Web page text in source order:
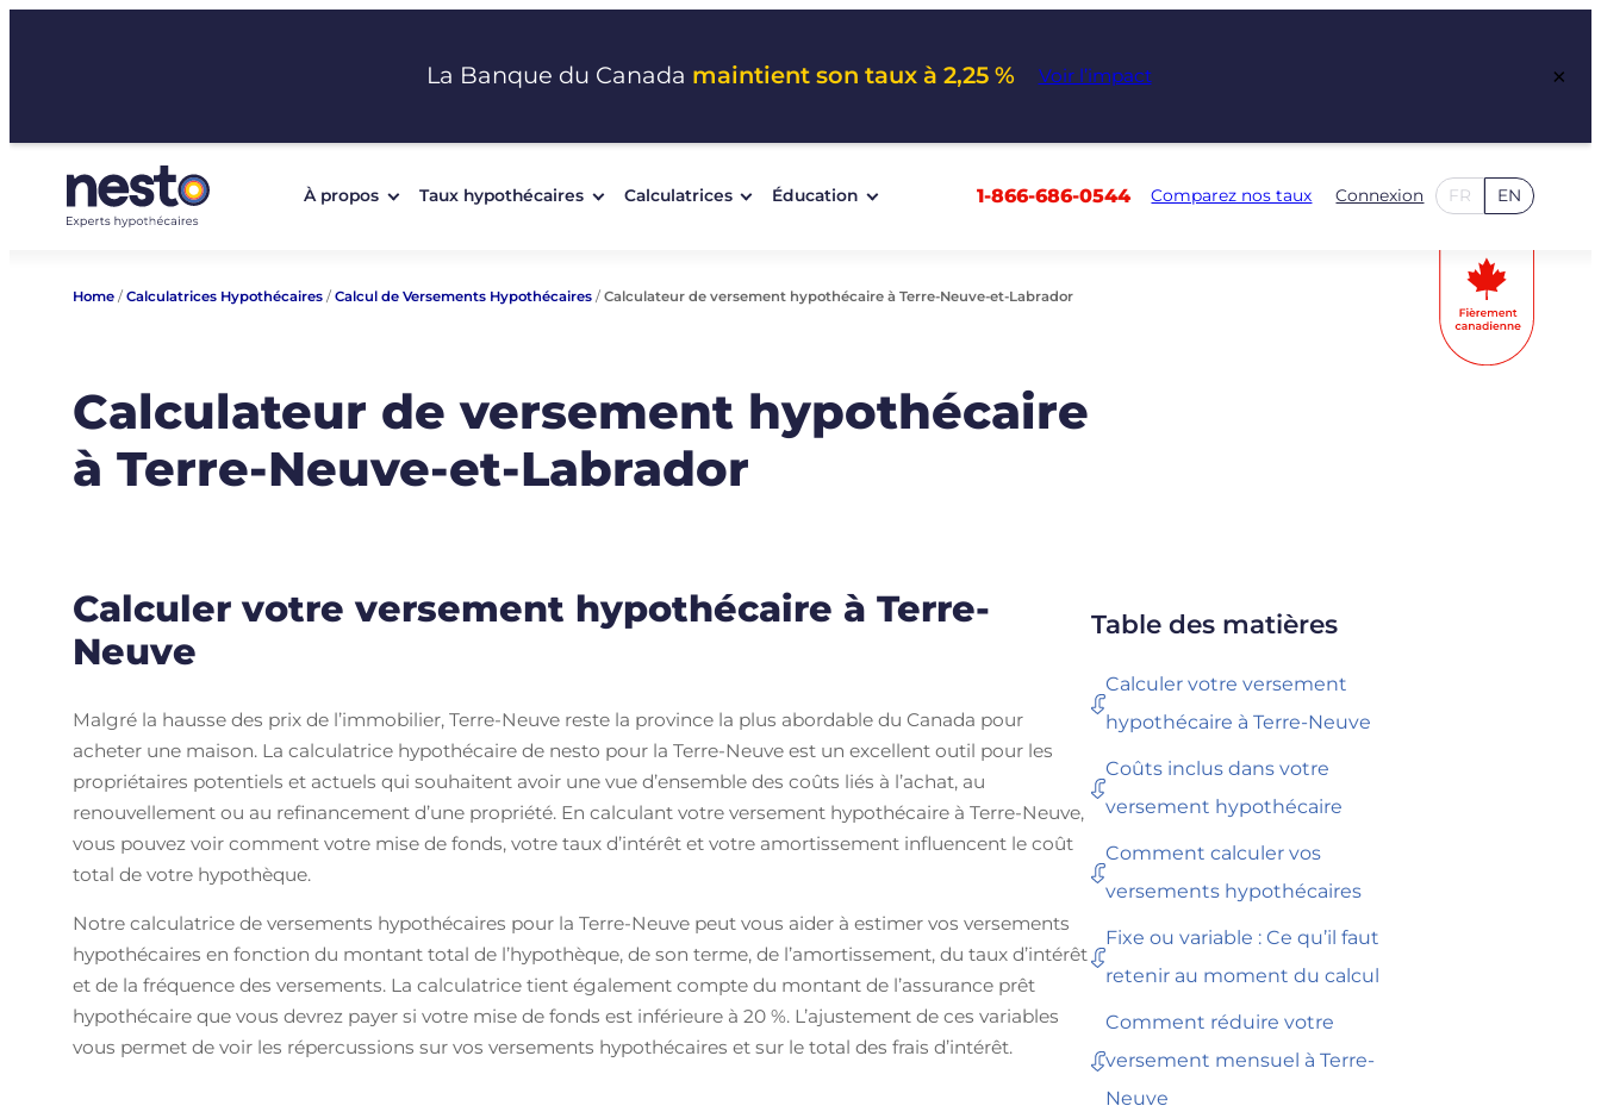
La Banque du Canada maintient son taux à 2,25 % Voir l’impact ×
À propos Taux hypothécaires Calculatrices Éducation 1-866-686-0544 Comparez nos taux Connexion FR EN
Home /Calculatrices Hypothécaires /Calcul de Versements Hypothécaires /Calculateur de versement hypothécaire à Terre-Neuve-et-Labrador
Calculateur de versement hypothécaire
à Terre-Neuve-et-Labrador
Calculer votre versement hypothécaire à Terre-
Neuve
Malgré la hausse des prix de l’immobilier, Terre-Neuve reste la province la plus abordable du Canada pour
acheter une maison. La calculatrice hypothécaire de nesto pour la Terre-Neuve est un excellent outil pour les
propriétaires potentiels et actuels qui souhaitent avoir une vue d’ensemble des coûts liés à l’achat, au
renouvellement ou au refinancement d’une propriété. En calculant votre versement hypothécaire à Terre-Neuve,
vous pouvez voir comment votre mise de fonds, votre taux d’intérêt et votre amortissement influencent le coût
total de votre hypothèque.
Notre calculatrice de versements hypothécaires pour la Terre-Neuve peut vous aider à estimer vos versements
hypothécaires en fonction du montant total de l’hypothèque, de son terme, de l’amortissement, du taux d’intérêt
et de la fréquence des versements. La calculatrice tient également compte du montant de l’assurance prêt
hypothécaire que vous devrez payer si votre mise de fonds est inférieure à 20 %. L’ajustement de ces variables
vous permet de voir les répercussions sur vos versements hypothécaires et sur le total des frais d’intérêt.
Table des matières
Calculer votre versement
hypothécaire à Terre-Neuve
Coûts inclus dans votre
versement hypothécaire
Comment calculer vos
versements hypothécaires
Fixe ou variable : Ce qu’il faut
retenir au moment du calcul
Comment réduire votre
versement mensuel à Terre-
Neuve